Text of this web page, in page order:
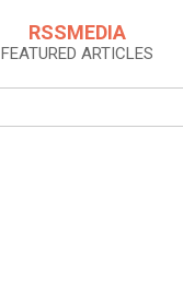
RSSMEDIA
FEATURED ARTICLES